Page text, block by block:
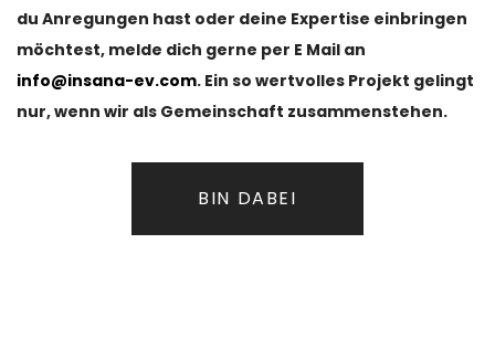
du Anregungen hast oder deine Expertise einbringen
möchtest, melde dich gerne per E Mail an
info@insana-ev.com. Ein so wertvolles Projekt gelingt
nur, wenn wir als Gemeinschaft zusammenstehen.
BIN DABEI